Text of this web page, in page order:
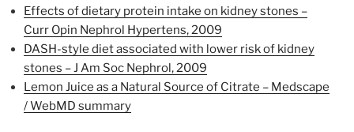
Effects of dietary protein intake on kidney stones –
Curr Opin Nephrol Hypertens, 2009
DASH-style diet associated with lower risk of kidney
stones – J Am Soc Nephrol, 2009
Lemon Juice as a Natural Source of Citrate – Medscape
/ WebMD summary